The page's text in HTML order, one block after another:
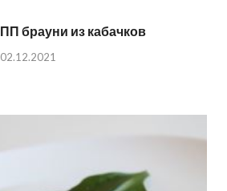
ПП брауни из кабачков
02.12.2021